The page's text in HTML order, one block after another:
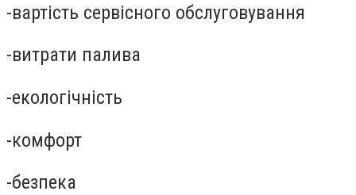
-вартість сервісного обслуговування
-витрати палива
-екологічність
-комфорт
-безпека